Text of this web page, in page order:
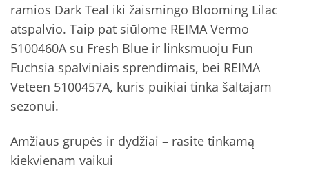
ramios Dark Teal iki žaismingo Blooming Lilac
atspalvio. Taip pat siūlome REIMA Vermo
5100460A su Fresh Blue ir linksmuoju Fun
Fuchsia spalviniais sprendimais, bei REIMA
Veteen 5100457A, kuris puikiai tinka šaltajam
sezonui.
Amžiaus grupės ir dydžiai – rasite tinkamą
kiekvienam vaikui